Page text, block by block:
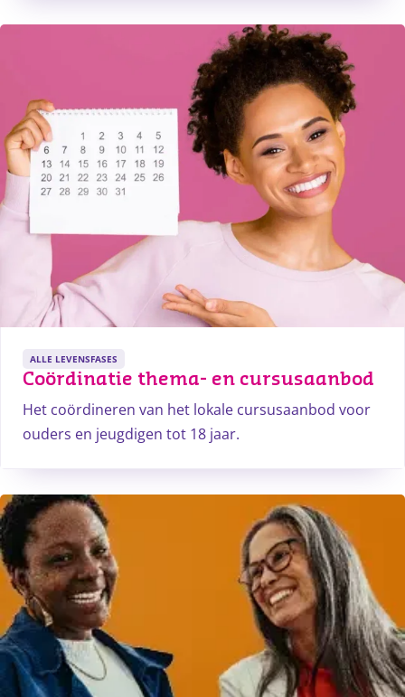
ALLE LEVENSFASES
Coördinatie thema- en cursusaanbod
Het coördineren van het lokale cursusaanbod voor
ouders en jeugdigen tot 18 jaar.